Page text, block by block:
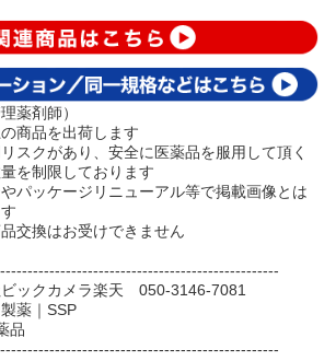
薬剤師）
商品を出荷します
スクがあり、安全に医薬品を服用して頂く
を制限しております
パッケージリニューアル等で掲載画像とは
交換はお受けできません
ックカメラ楽天 050-3146-7081
薬｜SSP
品